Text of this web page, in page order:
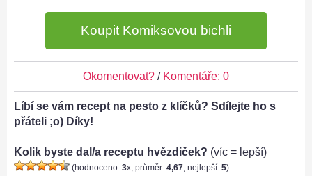
Koupit Komiksovou bichli
Okomentovat? / Komentáře: 0
Líbí se vám recept na pesto z klíčků? Sdílejte ho s
přáteli ;o) Díky!
Kolik byste dal/a receptu hvězdiček? (víc = lepší)
(hodnoceno: 3x, průměr: 4,67, nejlepší: 5)